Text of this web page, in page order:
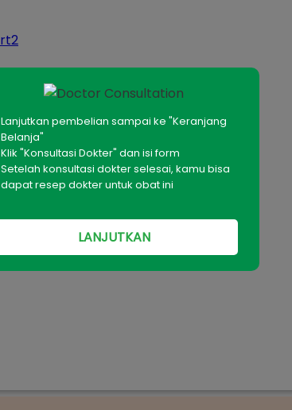
Lanjutkan pembelian sampai ke "Keranjang
Belanja"
Klik "Konsultasi Dokter" dan isi form
Setelah konsultasi dokter selesai, kamu bisa
dapat resep dokter untuk obat ini
LANJUTKAN